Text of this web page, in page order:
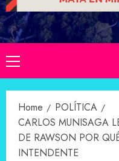
Primary
Menu
Home
POLÍTICA
CARLOS MUNISAGA
DE RAWSON POR
INTENDENTE